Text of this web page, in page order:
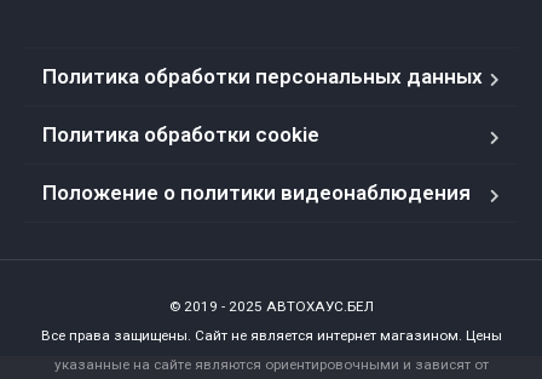
Политика обработки персональных данных
Политика обработки cookie
Положение о политики видеонаблюдения
© 2019 - 2025 АВТОХАУС.БЕЛ
Все права защищены. Сайт не является интернет магазином. Цены
указанные на сайте являются ориентировочными и зависят от